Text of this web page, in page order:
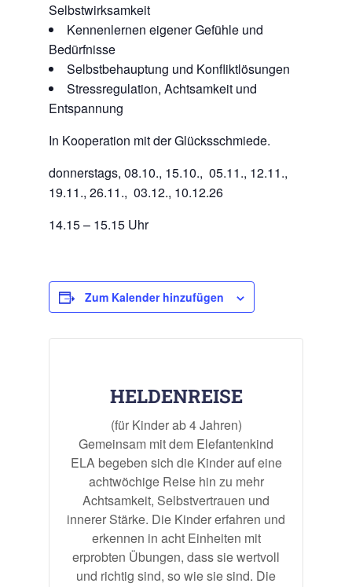
Selbstwirksamkeit
Kennenlernen eigener Gefühle und
Bedürfnisse
Selbstbehauptung und Konfliktlösungen
Stressregulation, Achtsamkeit und
Entspannung
In Kooperation mit der Glücksschmiede.
donnerstags, 08.10., 15.10., 05.11., 12.11.,
19.11., 26.11., 03.12., 10.12.26
14.15 – 15.15 Uhr
Zum Kalender hinzufügen
HELDENREISE
(für Kinder ab 4 Jahren)
Gemeinsam mit dem Elefantenkind
ELA begeben sich die Kinder auf eine
achtwöchige Reise hin zu mehr
Achtsamkeit, Selbstvertrauen und
innerer Stärke. Die Kinder erfahren und
erkennen in acht Einheiten mit
erprobten Übungen, dass sie wertvoll
und richtig sind, so wie sie sind. Die